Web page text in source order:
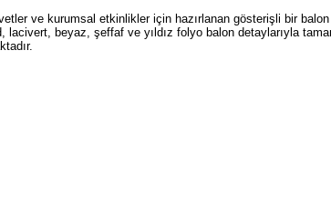
ve kurumsal etkinlikler için hazırlanan gösterişli bir
lacivert, beyaz, şeffaf ve yıldız folyo balon detaylarıyla